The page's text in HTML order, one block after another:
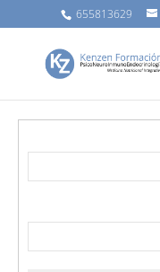
655813629